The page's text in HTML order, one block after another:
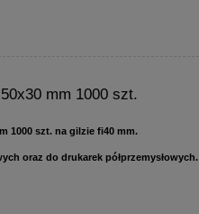
mm 1000 szt.
1000 szt.na gilzie fi40 mm.
oraz do drukarek półprzemysłowych.